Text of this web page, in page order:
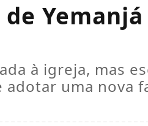
à igreja, mas
uma nova